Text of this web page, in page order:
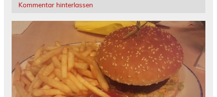
Kommentar hinterlassen